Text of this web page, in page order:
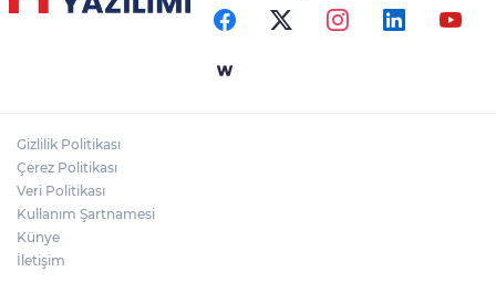
Gizlilik Politikası
Çerez Politikası
Veri Politikası
Kullanım Şartnamesi
Künye
İletişim